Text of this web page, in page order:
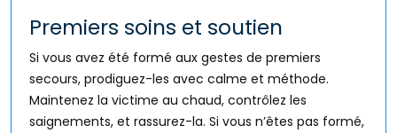
Premiers soins et soutien
Si vous avez été formé aux gestes de premiers
secours, prodiguez-les avec calme et méthode.
Maintenez la victime au chaud, contrôlez les
saignements, et rassurez-la. Si vous n’êtes pas formé,